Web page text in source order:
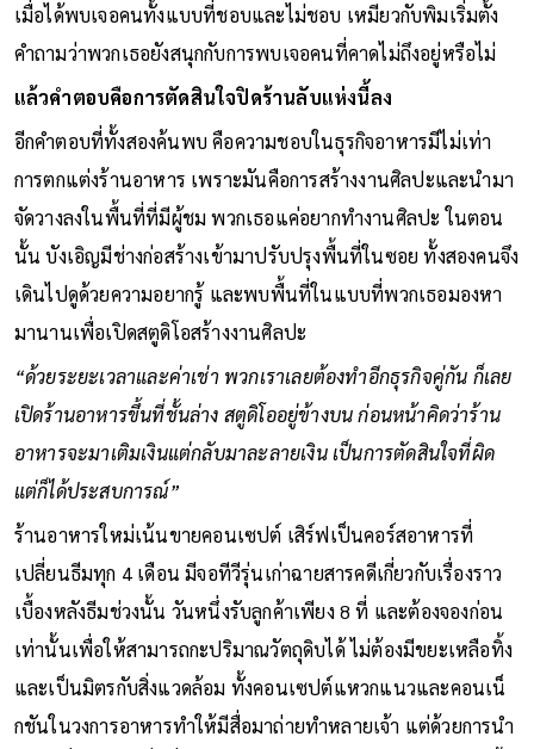
เมื่อได้พบเจอคนทั้งแบบที่ชอบและไม่ชอบ เหมียวกับพิมเริ่มตั้ง
คำถามว่าพวกเธอยังสนุกกับการพบเจอคนที่คาดไม่ถึงอยู่หรือไม่
แล้วคำตอบคือการตัดสินใจปิดร้านลับแห่งนี้ลง
อีกคำตอบที่ทั้งสองค้นพบ คือความชอบในธุรกิจอาหารมีไม่เท่า
การตกแต่งร้านอาหาร เพราะมันคือการสร้างงานศิลปะและนำมา
จัดวางลงในพื้นที่ที่มีผู้ชม พวกเธอแค่อยากทำงานศิลปะ ในตอน
นั้น บังเอิญมีช่างก่อสร้างเข้ามาปรับปรุงพื้นที่ในซอย ทั้งสองคนจึง
เดินไปดูด้วยความอยากรู้ และพบพื้นที่ในแบบที่พวกเธอมองหา
มานานเพื่อเปิดสตูดิโอสร้างงานศิลปะ
“ด้วยระยะเวลาและค่าเช่า พวกเราเลยต้องทำอีกธุรกิจคู่กัน ก็เลย
เปิดร้านอาหารขึ้นที่ชั้นล่าง สตูดิโออยู่ข้างบน ก่อนหน้าคิดว่าร้าน
อาหารจะมาเติมเงินแต่กลับมาละลายเงิน เป็นการตัดสินใจที่ผิด
แต่ก็ได้ประสบการณ์”
ร้านอาหารใหม่เน้นขายคอนเซปต์ เสิร์ฟเป็นคอร์สอาหารที่
เปลี่ยนธีมทุก 4 เดือน มีจอทีวีรุ่นเก่าฉายสารคดีเกี่ยวกับเรื่องราว
เบื้องหลังธีมช่วงนั้น วันหนึ่งรับลูกค้าเพียง 8 ที่ และต้องจองก่อน
เท่านั้นเพื่อให้สามารถกะปริมาณวัตถุดิบได้ ไม่ต้องมีขยะเหลือทิ้ง
และเป็นมิตรกับสิ่งแวดล้อม ทั้งคอนเซปต์แหวกแนวและคอนเน็
กชันในวงการอาหารทำให้มีสื่อมาถ่ายทำหลายเจ้า แต่ด้วยการนำ